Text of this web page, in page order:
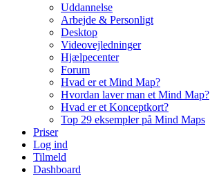
Uddannelse
Arbejde & Personligt
Desktop
Videovejledninger
Hjælpecenter
Forum
Hvad er et Mind Map?
Hvordan laver man et Mind Map?
Hvad er et Konceptkort?
Top 29 eksempler på Mind Maps
Priser
Log ind
Tilmeld
Dashboard